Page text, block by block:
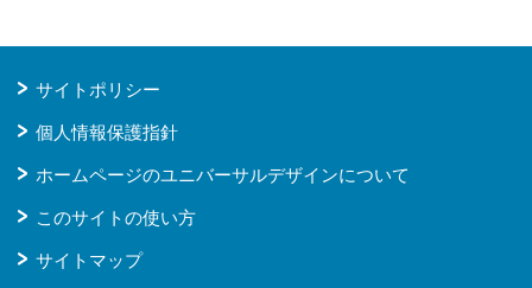
サイトポリシー
個人情報保護指針
ホームページのユニバーサルデザインについて
このサイトの使い方
サイトマップ